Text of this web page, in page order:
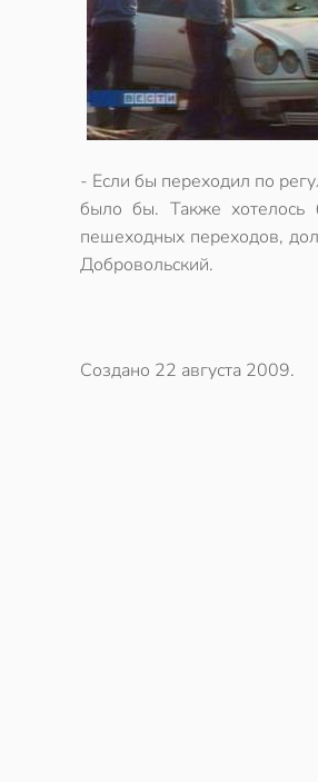
- Если бы переходил по
было бы. Также хотелось
пешеходных переходов,
Добровольский.
Создано 22 августа 2009.